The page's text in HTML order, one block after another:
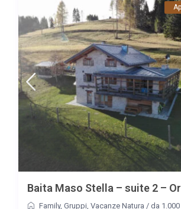
Baita Maso Stella – suite 2 –
Family, Gruppi, Vacanze Natura / da